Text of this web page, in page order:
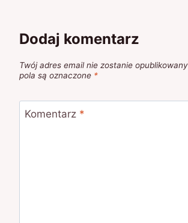
Dodaj komentarz
Twój adres email nie zostanie
pola są oznaczone *
Komentarz *